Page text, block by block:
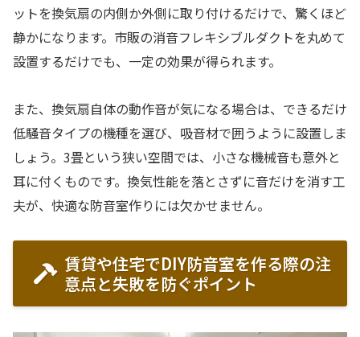
ットを換気扇の内側か外側に取り付けるだけで、驚くほど
静かになります。市販の消音フレキシブルダクトを丸めて
設置するだけでも、一定の効果が得られます。
また、換気扇自体の動作音が気になる場合は、できるだけ
低騒音タイプの機種を選び、吸音材で囲うように設置しま
しょう。3畳という狭い空間では、小さな機械音も意外と
耳に付くものです。換気性能を落とさずに音だけを消す工
夫が、快適な防音室作りには欠かせません。
賃貸や住宅でDIY防音室を作る際の注
意点と失敗を防ぐポイント